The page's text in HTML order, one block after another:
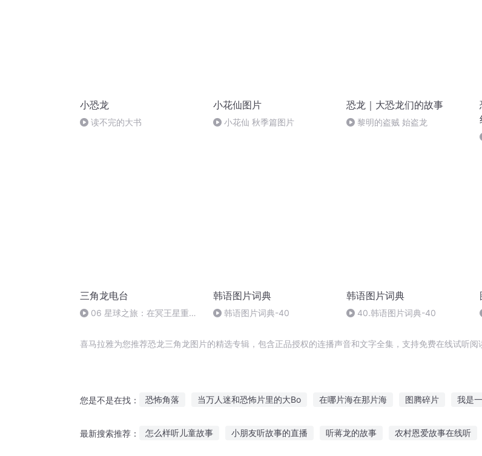
小恐龙
读不完的大书
小花仙图片
小花仙 秋季篇图片
恐龙｜大恐龙们的故事
黎明的盗贼 始盗龙
三角龙电台
06 星球之旅：在冥王星重获
韩语图片词典
韩语图片词典-40
韩语图片词典
40.韩语图片词典-40
喜马拉雅为您推荐恐龙三角龙图片的精选专辑，包含正品授权的连播声音和文字全集，支持免费在线试听阅
您是不是在找： 恐怖角落 当万人迷和恐怖片里的大Bo 在哪片海在那片海 图腾碎片 我是
最新搜索推荐： 怎么样听儿童故事 小朋友听故事的直播 听蒋龙的故事 农村恩爱故事在线听